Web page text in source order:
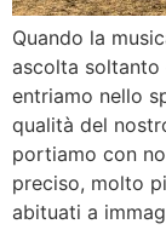
Quando la
ascolta
entriamo nello
qualità del
portiamo con
preciso, molto
abituati a